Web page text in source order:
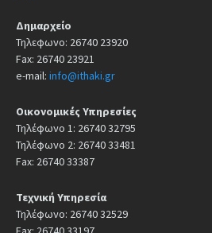
Δημαρχείο
Τηλεφωνο: 26740 23920
Fax: 26740 23921
e-mail: info@ithaki.gr
Οικονομικές Υπηρεσίες
Τηλέφωνο 1: 26740 32795
Τηλέφωνο 2: 26740 33481
Fax: 26740 33387
Τεχνική Υπηρεσία
Τηλέφωνο: 26740 32529